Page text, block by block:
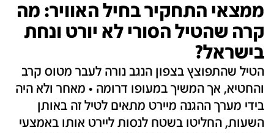
ממצאי התחקיר בחיל האוויר: מה
קרה שהטיל הסורי לא יורט ונחת
בישראל?
הטיל שהתפוצץ בצפון הנגב נורה לעבר מטוס קרב
והחטיא, אך המשיך במעופו דרומה • מאחר ולא היה
בידי מערך ההגנה מיירט מתאים לטיל זה באותן
השעות, החליטו בשטח לנסות ליירט אותו באמצעי